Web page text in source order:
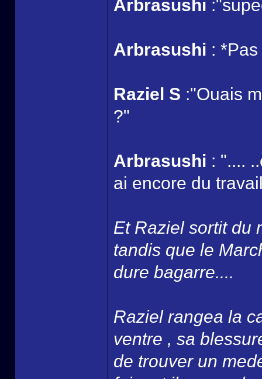
Arbrasushi
Arbrasushi :
Raziel S :"Ouais
?"
Arbrasushi : "....
ai encore du
Et Raziel sortit du
tandis que le
dure bagarre....
Raziel rangea la
ventre , sa
de trouver un